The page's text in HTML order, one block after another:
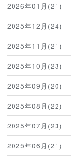
2026年01月(21)
2025年12月(24)
2025年11月(21)
2025年10月(23)
2025年09月(20)
2025年08月(22)
2025年07月(23)
2025年06月(21)